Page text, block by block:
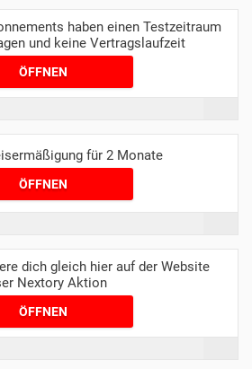
haben einen Testzeitraum
und keine Vertragslaufzeit
ÖFFNEN
für 2 Monate
ÖFFNEN
dich gleich hier auf der Website
Nextory Aktion
ÖFFNEN